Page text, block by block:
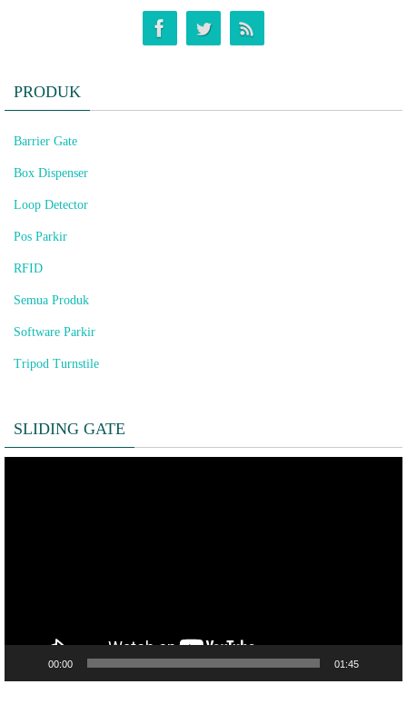
PRODUK
Barrier Gate
Box Dispenser
Loop Detector
Pos Parkir
RFID
Semua Produk
Software Parkir
Tripod Turnstile
SLIDING GATE
00:00 01:45